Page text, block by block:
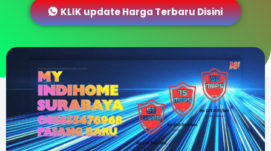
KLIK update Harga Terbaru Disini